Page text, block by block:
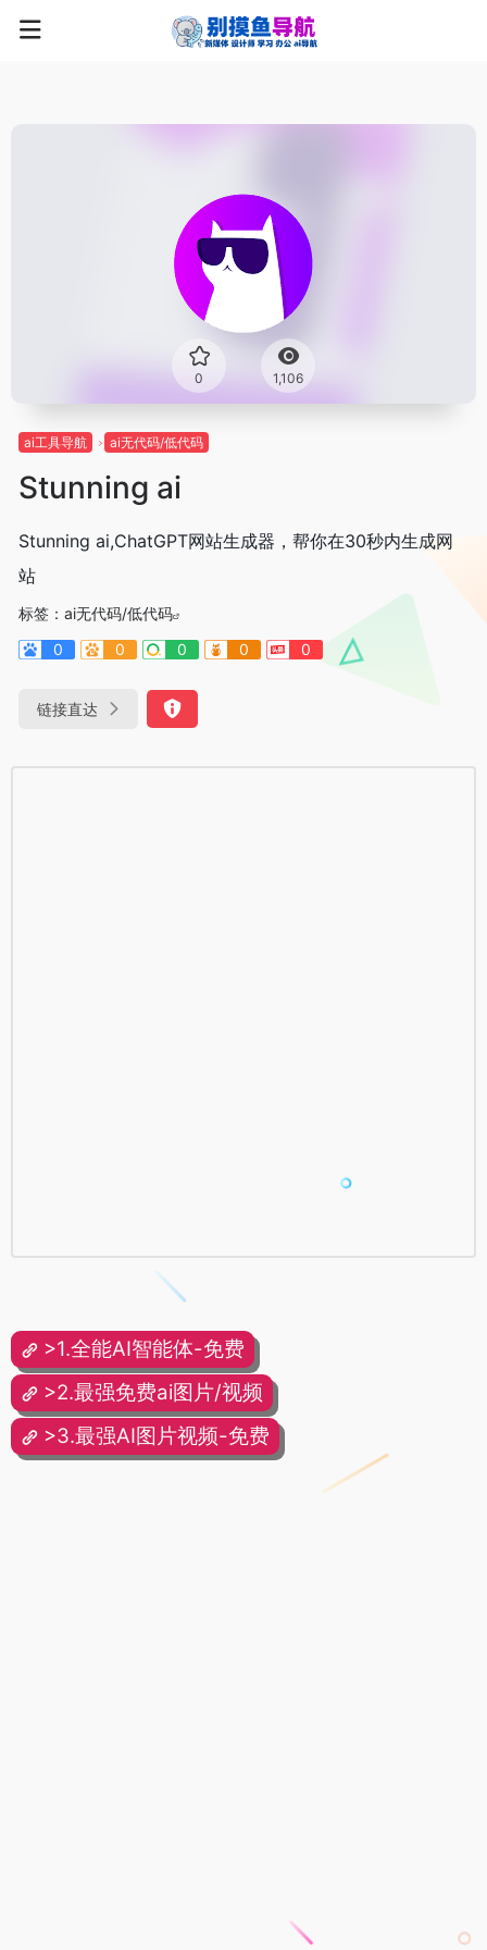
0 1,106
ai工具导航 ai无代码/低代码
Stunning ai
Stunning ai,ChatGPT网站生成器，帮你在30秒内生成网
站
标签： ai无代码/低代码
0
0 0 0 0
链接直达
>1.全能AI智能体-免费
>2.最强免费ai图片/视频
>3.最强AI图片视频-免费